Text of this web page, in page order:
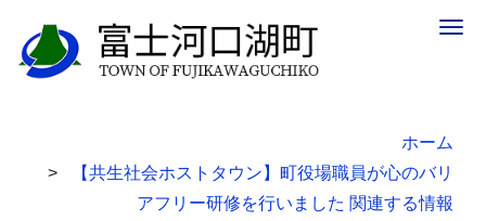
ホーム
【共生社会ホストタウン】町役場職員が心のバリ
アフリー研修を行いました 関連する情報